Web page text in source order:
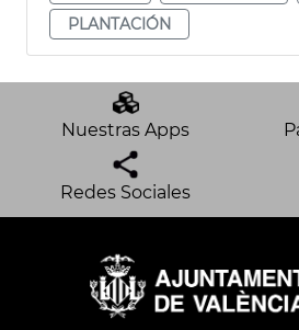
PLANTACIÓN
Nuestras Apps
Redes Sociales